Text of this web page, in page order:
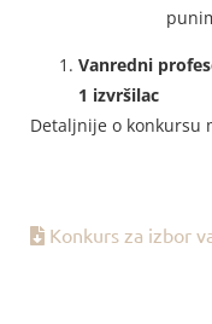
Vanredni
1 izvršilac
Detaljnije o konkursu
Konkurs za izbor